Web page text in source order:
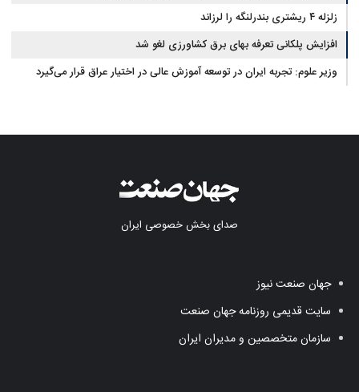
زلزله ۴ ریشتری بندرلنگه را لرزاند
افزایش پلکانی تعرفه بهای برق کشاورزی لغو شد
وزیر علوم: تجربه ایران در توسعه آموزش عالی در اختیار عراق قرار می‌گیرد
صدای بخش خصوصی ایران
جهان صنعت نیوز
سایت قدیمی روزنامه جهان صنعت
سازمان متخصصین و مدیران ایران